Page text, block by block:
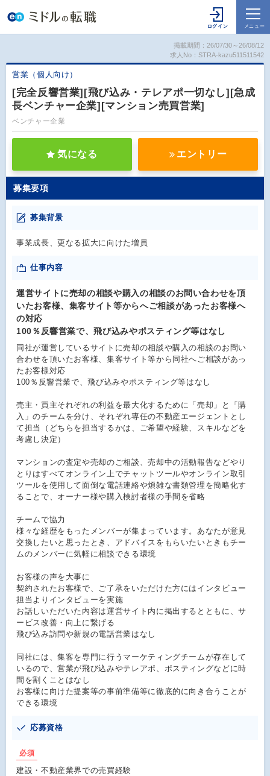
掲載期間：26/07/30～26/08/12
求人No：STRA-kazu511511542
営業（個人向け）
[完全反響営業][飛び込み・テレアポ一切なし][急成
長ベンチャー企業][マンション売買営業]
ベンチャー企業
気になる エントリー
募集要項
募集背景
事業成長、更なる拡大に向けた増員
仕事内容
運営サイトに売却の相談や購入の相談のお問い合わせを頂
いたお客様、集客サイト等からへご相談があったお客様へ
の対応
100％反響営業で、飛び込みやポスティング等はなし
同社が運営しているサイトに売却の相談や購入の相談のお問い
合わせを頂いたお客様、集客サイト等から同社へご相談があっ
たお客様対応
100％反響営業で、飛び込みやポスティング等はなし
売主・買主それぞれの利益を最大化するために「売却」と「購
入」のチームを分け、それぞれ専任の不動産エージェントとし
て担当（どちらを担当するかは、ご希望や経験、スキルなどを
考慮し決定）
マンションの査定や売却のご相談、売却中の活動報告などやり
とりはすべてオンライン上でチャットツールやオンライン取引
ツールを使用して面倒な電話連絡や煩雑な書類管理を簡略化す
ることで、オーナー様や購入検討者様の手間を省略
チームで協力
様々な経歴をもったメンバーが集まっています。あなたが意見
交換したいと思ったとき、アドバイスをもらいたいときもチー
ムのメンバーに気軽に相談できる環境
お客様の声を大事に
契約されたお客様で、ご了承をいただけた方にはインタビュー
担当よりインタビューを実施
お話しいただいた内容は運営サイト内に掲出するとともに、サ
ービス改善・向上に繋げる
飛び込み訪問や新規の電話営業はなし
同社には、集客を専門に行うマーケティングチームが存在して
いるので、営業が飛び込みやテレアポ、ポスティングなどに時
間を割くことはなし
お客様に向けた提案等の事前準備等に徹底的に向き合うことが
できる環境
応募資格
必須
建設・不動産業界での売買経験